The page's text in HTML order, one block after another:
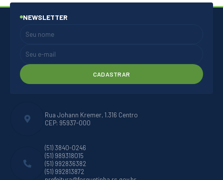
Rua Johann Kremer, 1.316 Centro
CEP: 95937-000
(51) 3840-0246
(51) 989318015
(51) 992836382
(51) 992813872
NEWSLETTER
CADASTRAR